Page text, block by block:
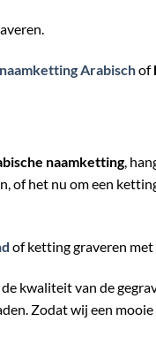
naamketting Arabischof
naamketting,
of het nu om een
of ketting graveren met
kwaliteit van de
Zodat wij een mooie